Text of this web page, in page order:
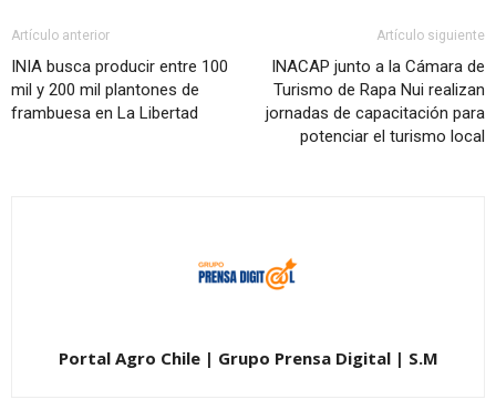
Artículo anterior
INIA busca producir entre 100
mil y 200 mil plantones de
frambuesa en La Libertad
Artículo siguiente
INACAP junto a la Cámara de
Turismo de Rapa Nui realizan
jornadas de capacitación para
potenciar el turismo local
Portal Agro Chile | Grupo Prensa Digital | S.M